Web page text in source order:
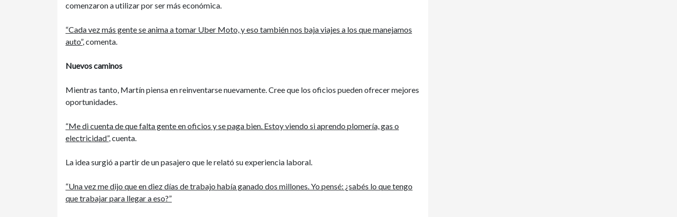
comenzaron a utilizar por ser más económica.
“Cada vez más gente se anima a tomar Uber Moto, y eso también nos baja viajes a los que manejamos
auto”, comenta.
Nuevos caminos
Mientras tanto, Martín piensa en reinventarse nuevamente. Cree que los oficios pueden ofrecer mejores
oportunidades.
“Me di cuenta de que falta gente en oficios y se paga bien. Estoy viendo si aprendo plomería, gas o
electricidad”, cuenta.
La idea surgió a partir de un pasajero que le relató su experiencia laboral.
“Una vez me dijo que en diez días de trabajo había ganado dos millones. Yo pensé: ¿sabés lo que tengo
que trabajar para llegar a eso?”